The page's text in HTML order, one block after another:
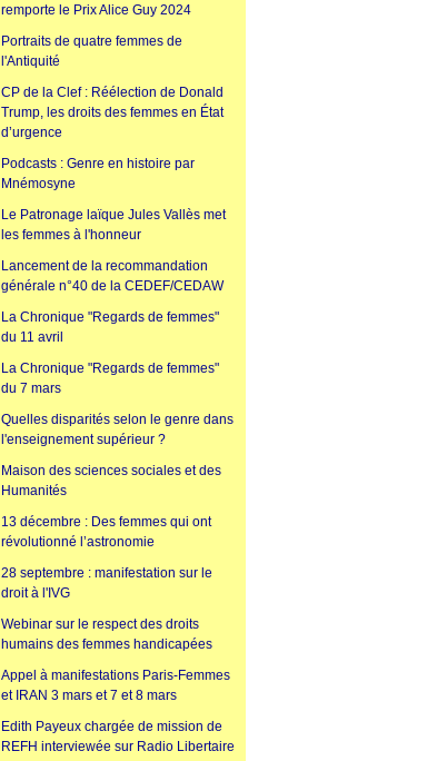
remporte le Prix Alice Guy 2024
Portraits de quatre femmes de
l'Antiquité
CP de la Clef : Réélection de Donald
Trump, les droits des femmes en État
d’urgence
Podcasts : Genre en histoire par
Mnémosyne
Le Patronage laïque Jules Vallès met
les femmes à l'honneur
Lancement de la recommandation
générale n°40 de la CEDEF/CEDAW
La Chronique "Regards de femmes"
du 11 avril
La Chronique "Regards de femmes"
du 7 mars
Quelles disparités selon le genre dans
l'enseignement supérieur ?
Maison des sciences sociales et des
Humanités
13 décembre : Des femmes qui ont
révolutionné l’astronomie
28 septembre : manifestation sur le
droit à l'IVG
Webinar sur le respect des droits
humains des femmes handicapées
Appel à manifestations Paris-Femmes
et IRAN 3 mars et 7 et 8 mars
Edith Payeux chargée de mission de
REFH interviewée sur Radio Libertaire